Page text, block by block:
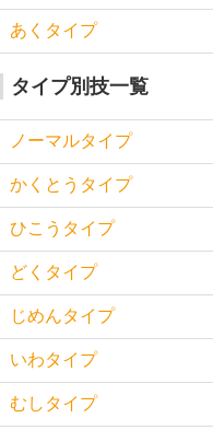
あくタイプ
タイプ別技一覧
ノーマルタイプ
かくとうタイプ
ひこうタイプ
どくタイプ
じめんタイプ
いわタイプ
むしタイプ